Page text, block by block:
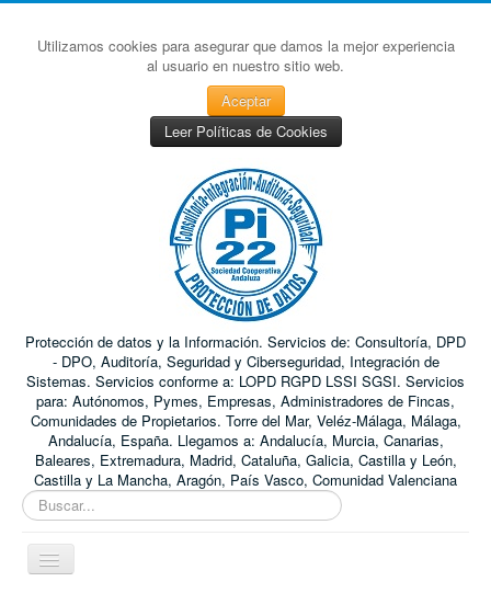
Utilizamos cookies para asegurar que damos la mejor experiencia
al usuario en nuestro sitio web.
Aceptar
Leer Políticas de Cookies
Protección de datos y la Información. Servicios de: Consultoría, DPD
- DPO, Auditoría, Seguridad y Ciberseguridad, Integración de
Sistemas. Servicios conforme a: LOPD RGPD LSSI SGSI. Servicios
para: Autónomos, Pymes, Empresas, Administradores de Fincas,
Comunidades de Propietarios. Torre del Mar, Veléz-Málaga, Málaga,
Andalucía, España. Llegamos a: Andalucía, Murcia, Canarias,
Baleares, Extremadura, Madrid, Cataluña, Galicia, Castilla y León,
Castilla y La Mancha, Aragón, País Vasco, Comunidad Valenciana
Buscar...
Toggle
Navigation